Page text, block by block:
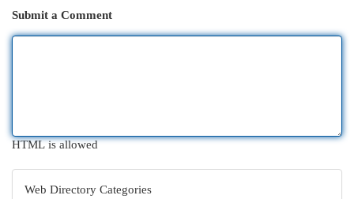
Submit a Comment
HTML is allowed
Web Directory Categories